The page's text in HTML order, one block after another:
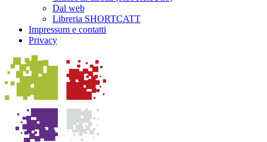
Dal web
Libreria SHORTCATT
Impressum e contatti
Privacy